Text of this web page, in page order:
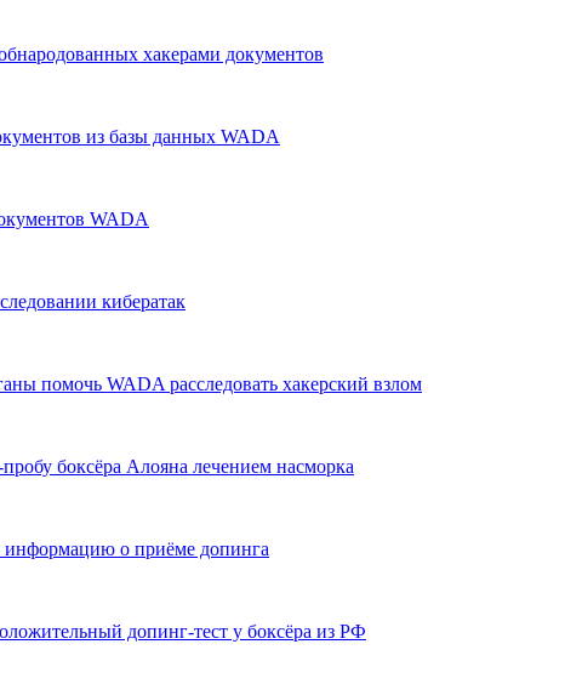
хакерами документов
из базы данных WADA
WADA
кибератак
помочь WADA расследовать хакерский взлом
боксёра Алояна лечением насморка
информацию о приёме допинга
допинг-тест у боксёра из РФ